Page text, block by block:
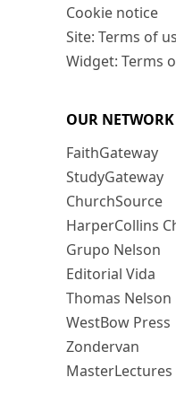
Cookie notice
Site: Terms of
Widget: Terms
OUR NETWORK
FaithGateway
StudyGateway
ChurchSource
HarperCollins
Grupo Nelson
Editorial Vida
Thomas Nelson
WestBow Press
Zondervan
MasterLectures